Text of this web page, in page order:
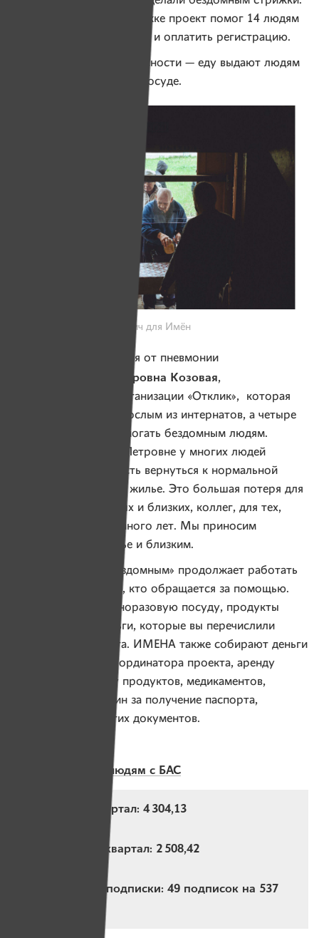
Благодаря вашей поддержке проект помог 14 людям
получить новые паспорта и оплатить регистрацию.
Сейчас — в целях безопасности — еду выдают людям
с собой в одноразовой посуде.
Фото: Александр Васюкович для Имён
К сожалению 23 апреля от пневмонии
Людмила Петровна Козовая,
руководительница организации «Отклик», которая
помогает детям и взрослым из интернатов, а четыре
года назад начала помогать бездомным людям.
Благодаря Людмиле Петровне у многих людей
появилась возможность вернуться к нормальной
жизни, найти работу, жилье. Это большая потеря для
многих людей: родных и близких, коллег, для тех,
кому она помогала много лет. Мы приносим
соболезнование семье и близким.
Проект «Помощь бездомным» продолжает работать
и помогать каждому, кто обращается за помощью.
Все антисептики, одноразовую посуду, продукты
покупают на те деньги, которые вы перечислили
в поддержку проекта. ИМЕНА также собирают деньги
на оплату труда координатора проекта, аренду
помещения, закупку продуктов, медикаментов,
на оплату госпошлин за получение паспорта,
регистрации и других документов.
Служба помощи людям с БАС
Собрано за квартал: 4 304,13
BYN
Потрачено за квартал: 2 508,42
BYN
Действующие подписки: 49 подписок на 537